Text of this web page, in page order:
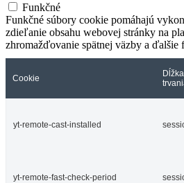
Funkčné
Funkčné súbory cookie pomáhajú
zdieľanie obsahu webovej stránky na
zhromažďovanie spätnej väzby a ďalšie
Cookie
Dĺžka
yt-remote-cast-installed
yt-remote-fast-check-period